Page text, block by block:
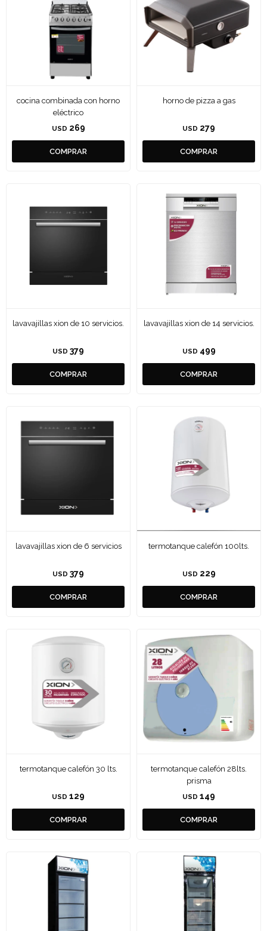
cocina combinada con horno
eléctrico
USD 269
horno de pizza a gas
USD 279
lavavajillas xion de 10 servicios.
USD 379
lavavajillas xion de 14 servicios.
USD 499
lavavajillas xion de 6 servicios
USD 379
termotanque calefón 100lts.
USD 229
termotanque calefón 30 lts.
USD 129
termotanque calefón 28lts.
prisma
USD 149